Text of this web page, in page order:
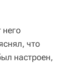
него
что
настроен,